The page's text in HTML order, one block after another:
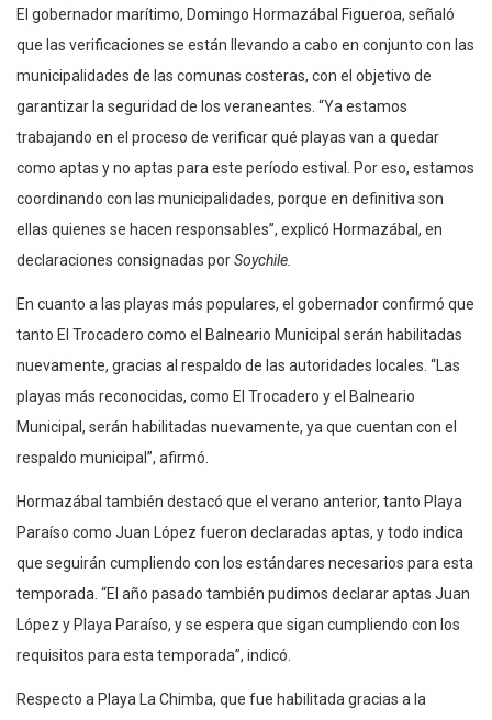
El gobernador marítimo, Domingo Hormazábal Figueroa, señaló
que las verificaciones se están llevando a cabo en conjunto con las
municipalidades de las comunas costeras, con el objetivo de
garantizar la seguridad de los veraneantes. “Ya estamos
trabajando en el proceso de verificar qué playas van a quedar
como aptas y no aptas para este período estival. Por eso, estamos
coordinando con las municipalidades, porque en definitiva son
ellas quienes se hacen responsables”, explicó Hormazábal, en
declaraciones consignadas porSoychile.
En cuanto a las playas más populares, el gobernador confirmó que
tanto El Trocadero como el Balneario Municipal serán habilitadas
nuevamente, gracias al respaldo de las autoridades locales. “Las
playas más reconocidas, como El Trocadero y el Balneario
Municipal, serán habilitadas nuevamente, ya que cuentan con el
respaldo municipal”, afirmó.
Hormazábal también destacó que el verano anterior, tanto Playa
Paraíso como Juan López fueron declaradas aptas, y todo indica
que seguirán cumpliendo con los estándares necesarios para esta
temporada. “El año pasado también pudimos declarar aptas Juan
López y Playa Paraíso, y se espera que sigan cumpliendo con los
requisitos para esta temporada”, indicó.
Respecto a Playa La Chimba, que fue habilitada gracias a la